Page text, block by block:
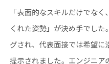
「表面的なスキルだけでな
くれた姿勢」が決め手でし
グされ、代表面接では希望
提示されました。エンジニア